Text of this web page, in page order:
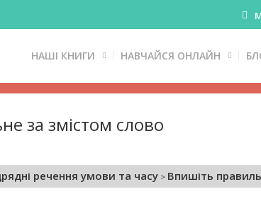
НАШІ КНИГИ НАВЧАЙСЯ ОНЛАЙН
за змістом слово
речення умови та часу Впишіть